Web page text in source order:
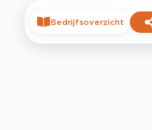
Bedrijfsoverzicht